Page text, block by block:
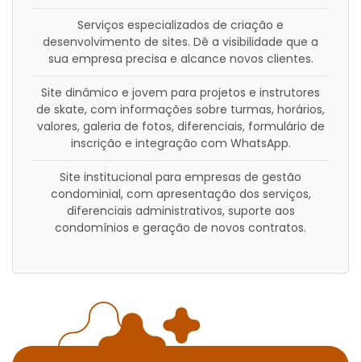
Serviços especializados de criação e
desenvolvimento de sites. Dê a visibilidade que a
sua empresa precisa e alcance novos clientes.
Site dinâmico e jovem para projetos e instrutores
de skate, com informações sobre turmas, horários,
valores, galeria de fotos, diferenciais, formulário de
inscrição e integração com WhatsApp.
Site institucional para empresas de gestão
condominial, com apresentação dos serviços,
diferenciais administrativos, suporte aos
condomínios e geração de novos contratos.